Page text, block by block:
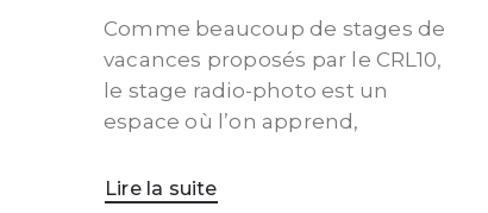
Comme beaucoup de stages de
vacances proposés par le CRL10,
le stage radio-photo est un
espace où l’on apprend,
Lire la suite